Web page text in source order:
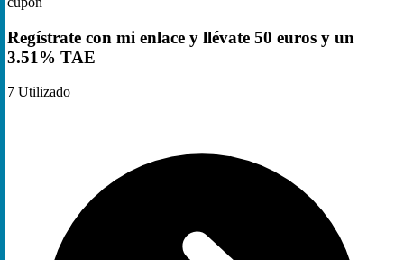
Regístrate con mi enlace y llévate 50 euros y un
3.51% TAE
7 Utilizado